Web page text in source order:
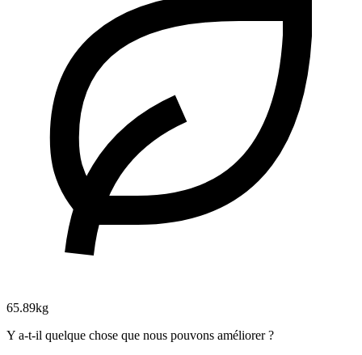
65.89kg
Y a-t-il quelque chose que nous pouvons améliorer ?